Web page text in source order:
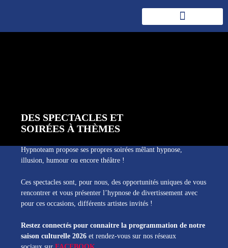
DES SPECTACLES ET
SOIRÉES À THÈMES
Hypnoteam propose ses propres soirées mêlant hypnose,
illusion, humour ou encore théâtre !
Ces spectacles sont, pour nous, des opportunités uniques de vous
rencontrer et vous présenter l’hypnose de divertissement avec
pour ces occasions, différents artistes invités !
Restez connectés pour connaitre la programmation de notre
saison culturelle 2026 et rendez-vous sur nos réseaux